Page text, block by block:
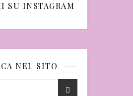
SU INSTAGRAM
NEL SITO